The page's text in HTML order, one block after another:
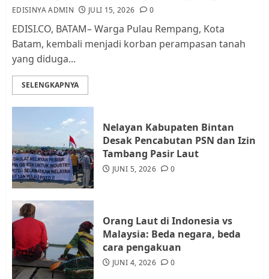
AGUSTUS 1, 2026
4
Warga Rempang Ajukan
Audiensi dengan Wali Kota
Tim Advokasi Desak BP Batam
Berhenti Merampas Tanah
EDISINYA ADMIN JULI 15, 2026 0
EDISI.CO, BATAM– Warga Pulau Rempang, Kota
Batam, kembali menjadi korban perampasan tanah
yang diduga...
SELENGKAPNYA
Nelayan Kabupaten Bintan
Desak Pencabutan PSN dan Izin
Tambang Pasir Laut
JUNI 5, 2026 0
Orang Laut di Indonesia vs
Malaysia: Beda negara, beda
cara pengakuan
JUNI 4, 2026 0